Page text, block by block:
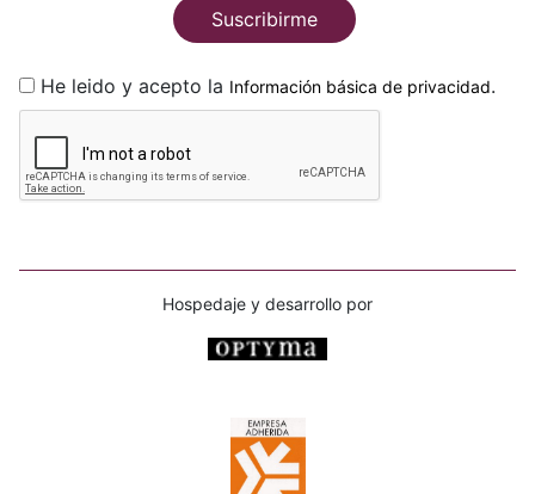
Suscribirme
He leido y acepto la Información básica de privacidad.
Hospedaje y desarrollo por